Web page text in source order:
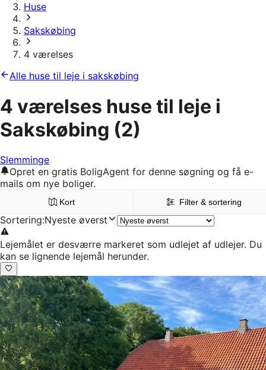
Huse
Sakskøbing
4 værelses
Alle huse til leje i sakskøbing
4 værelses huse til leje i
Sakskøbing (2)
Slemminge
Opret en gratis BoligAgent for denne søgning og få e-
mails om nye boliger.
Kort Filter & sortering
Sortering:Nyeste øverst
Lejemålet er desværre markeret som udlejet af udlejer. Du
kan se lignende lejemål herunder.